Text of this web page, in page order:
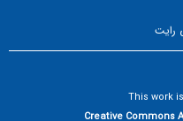
رایت
This work